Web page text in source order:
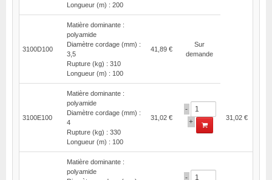
Longueur (m) : 200
3100D100
Matière dominante :
polyamide
Diamètre cordage (mm) :
3,5
Rupture (kg) : 310
Longueur (m) : 100
41,89 €
Sur
demande
3100E100
Matière dominante :
polyamide
Diamètre cordage (mm) :
4
Rupture (kg) : 330
Longueur (m) : 100
31,02 €
-
+
31,02 €
Matière dominante :
polyamide
-